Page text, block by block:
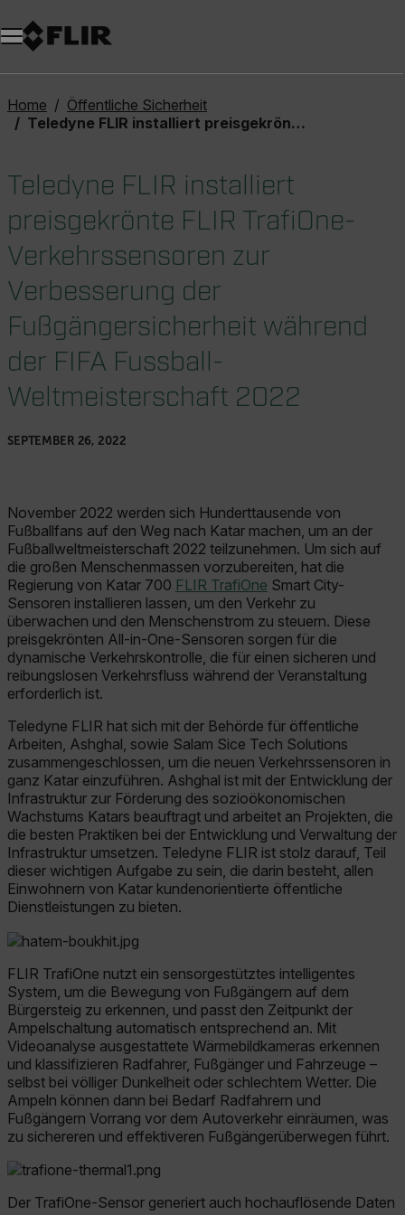
Unread messages
Modell
Entfernen
Elemente
Element
In den Warenkorb
Im Warenkorb
Home
Öffentliche Sicherheit
Teledyne FLIR installiert preisgekrönte FLIR TrafiOne-Verkehrssensoren zur Verbesserung der Fußgängersicherheit während der FIFA Fussball-Weltmeisterschaft 2022
Teledyne FLIR installiert
preisgekrönte FLIR TrafiOne-
Verkehrssensoren zur
Verbesserung der
Fußgängersicherheit während
der FIFA Fussball-
Weltmeisterschaft 2022
SEPTEMBER 26, 2022
November 2022 werden sich Hunderttausende von
Fußballfans auf den Weg nach Katar machen, um an der
Fußballweltmeisterschaft 2022 teilzunehmen. Um sich auf
die großen Menschenmassen vorzubereiten, hat die
Regierung von Katar 700 FLIR TrafiOne Smart City-
Sensoren installieren lassen, um den Verkehr zu
überwachen und den Menschenstrom zu steuern. Diese
preisgekrönten All-in-One-Sensoren sorgen für die
dynamische Verkehrskontrolle, die für einen sicheren und
reibungslosen Verkehrsfluss während der Veranstaltung
erforderlich ist.
Teledyne FLIR hat sich mit der Behörde für öffentliche
Arbeiten, Ashghal, sowie Salam Sice Tech Solutions
zusammengeschlossen, um die neuen Verkehrssensoren in
ganz Katar einzuführen. Ashghal ist mit der Entwicklung der
Infrastruktur zur Förderung des sozioökonomischen
Wachstums Katars beauftragt und arbeitet an Projekten, die
die besten Praktiken bei der Entwicklung und Verwaltung der
Infrastruktur umsetzen. Teledyne FLIR ist stolz darauf, Teil
dieser wichtigen Aufgabe zu sein, die darin besteht, allen
Einwohnern von Katar kundenorientierte öffentliche
Dienstleistungen zu bieten.
FLIR TrafiOne nutzt ein sensorgestütztes intelligentes
System, um die Bewegung von Fußgängern auf dem
Bürgersteig zu erkennen, und passt den Zeitpunkt der
Ampelschaltung automatisch entsprechend an. Mit
Videoanalyse ausgestattete Wärmebildkameras erkennen
und klassifizieren Radfahrer, Fußgänger und Fahrzeuge –
selbst bei völliger Dunkelheit oder schlechtem Wetter. Die
Ampeln können dann bei Bedarf Radfahrern und
Fußgängern Vorrang vor dem Autoverkehr einräumen, was
zu sichereren und effektiveren Fußgängerüberwegen führt.
Der TrafiOne-Sensor generiert auch hochauflösende Daten